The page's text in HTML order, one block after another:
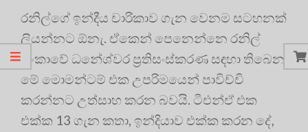
රනිල්ගේ ඉන්දීය චාරිකාව ගැන වෙනම සටහනක්
ලියන්නට ඕනැ. ඒකෙන් පෙනෙන්නෙ රනිල්
ලංකාවේ ධනේශ්වර ප්‍රතිසංස්කරණ සඳහා තිබෙන
මේ මොමන්ටම් එක උපරිමයෙන් පාවිච්චි
කරන්නට උත්සාහ කරන බවයි. ටීඑන්ඒ එක
එක්ක 13 ගැන කතා, ඉන්දියාව එක්ක කරන දේ,